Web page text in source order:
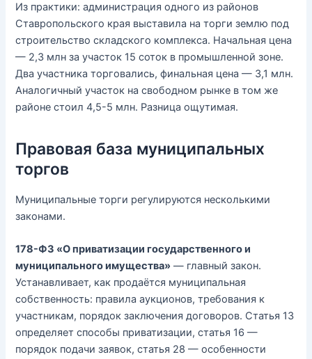
Из практики: администрация одного из районов
Ставропольского края выставила на торги землю под
строительство складского комплекса. Начальная цена
— 2,3 млн за участок 15 соток в промышленной зоне.
Два участника торговались, финальная цена — 3,1 млн.
Аналогичный участок на свободном рынке в том же
районе стоил 4,5-5 млн. Разница ощутимая.
Правовая база муниципальных
торгов
Муниципальные торги регулируются несколькими
законами.
178-ФЗ «О приватизации государственного и
муниципального имущества» — главный закон.
Устанавливает, как продаётся муниципальная
собственность: правила аукционов, требования к
участникам, порядок заключения договоров. Статья 13
определяет способы приватизации, статья 16 —
порядок подачи заявок, статья 28 — особенности